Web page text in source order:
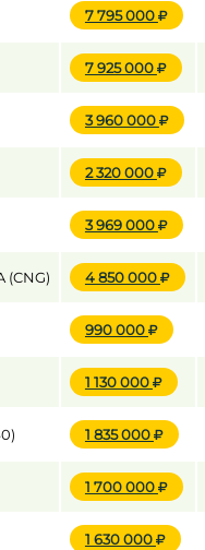
7 795 000
7 925 000
3 960 000
2 320 000
3 969 000
(CNG) 4 850 000
990 000
1 130 000
1 835 000
1 700 000
1 630 000